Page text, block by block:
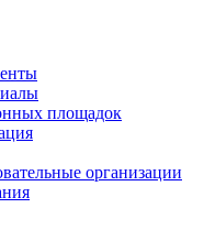
площадок
организации